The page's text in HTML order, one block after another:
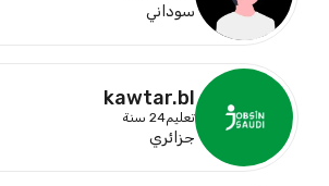
سوداني
kawtar.bl
تعليم24 سنة
جزائري